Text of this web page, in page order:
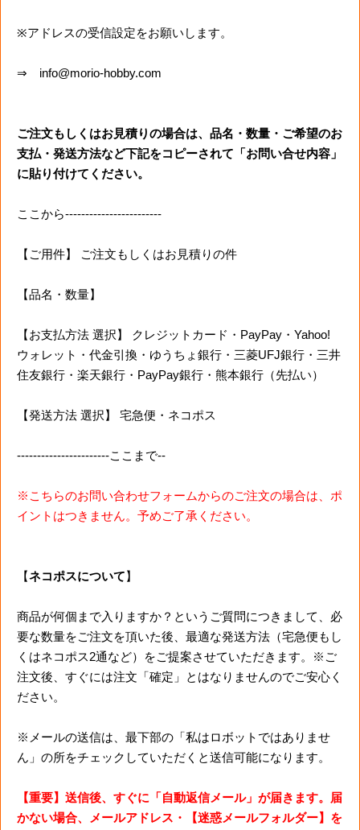
※アドレスの受信設定をお願いします。
⇒ info@morio-hobby.com
ご注文もしくはお見積りの場合は、品名・数量・ご希望のお
支払・発送方法など下記をコピーされて「お問い合せ内容」
に貼り付けてください。
ここから------------------------
【ご用件】 ご注文もしくはお見積りの件
【品名・数量】
【お支払方法 選択】 クレジットカード・PayPay・Yahoo!
ウォレット・代金引換・ゆうちょ銀行・三菱UFJ銀行・三井
住友銀行・楽天銀行・PayPay銀行・熊本銀行（先払い）
【発送方法 選択】 宅急便・ネコポス
-----------------------ここまで--
※こちらのお問い合わせフォームからのご注文の場合は、ポ
イントはつきません。予めご了承ください。
【ネコポスについて】
商品が何個まで入りますか？というご質問につきまして、必
要な数量をご注文を頂いた後、最適な発送方法（宅急便もし
くはネコポス2通など）をご提案させていただきます。※ご
注文後、すぐには注文「確定」とはなりませんのでご安心く
ださい。
※メールの送信は、最下部の「私はロボットではありませ
ん」の所をチェックしていただくと送信可能になります。
【重要】送信後、すぐに「自動返信メール」が届きます。届
かない場合、メールアドレス・【迷惑メールフォルダー】を